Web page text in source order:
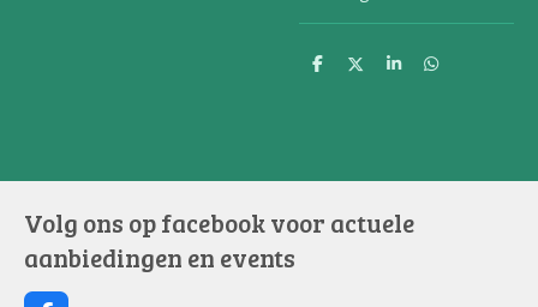
D
D
S
D
Volg ons op facebook voor actuele
aanbiedingen en events